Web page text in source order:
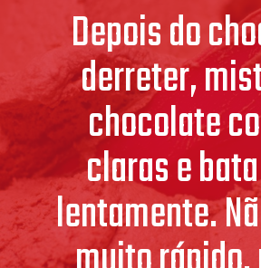
Depois do
derreter,
chocolate
claras e
lentamente.